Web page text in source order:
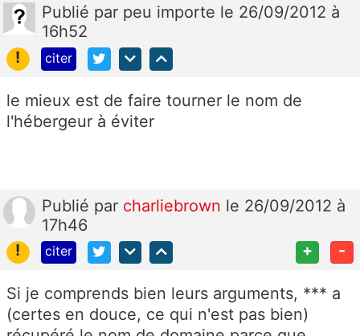
Publié par peu importe le 26/09/2012 à
16h52
!
citer
le mieux est de faire tourner le nom de
l'hébergeur à éviter
Publié par charliebrown le 26/09/2012 à
17h46
!
citer + -
Si je comprends bien leurs arguments, *** a
(certes en douce, ce qui n'est pas bien)